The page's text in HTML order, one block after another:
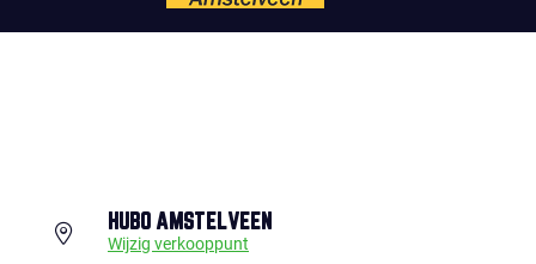
HUBO AMSTELVEEN
Wijzig verkooppunt